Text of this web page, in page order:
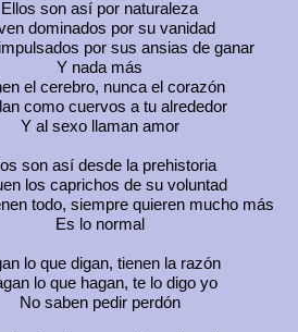
Ellos son así por naturaleza
dominados por su vanidad
por sus ansias de ganar
Y nada más
el cerebro, nunca el corazón
como cuervos a tu alrededor
Y al sexo llaman amor
son así desde la prehistoria
los caprichos de su voluntad
todo, siempre quieren mucho más
Es lo normal
lo que digan, tienen la razón
lo que hagan, te lo digo yo
No saben pedir perdón